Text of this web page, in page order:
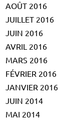
AOÛT 2016
JUILLET 2016
JUIN 2016
AVRIL 2016
MARS 2016
FÉVRIER 2016
JANVIER 2016
JUIN 2014
MAI 2014